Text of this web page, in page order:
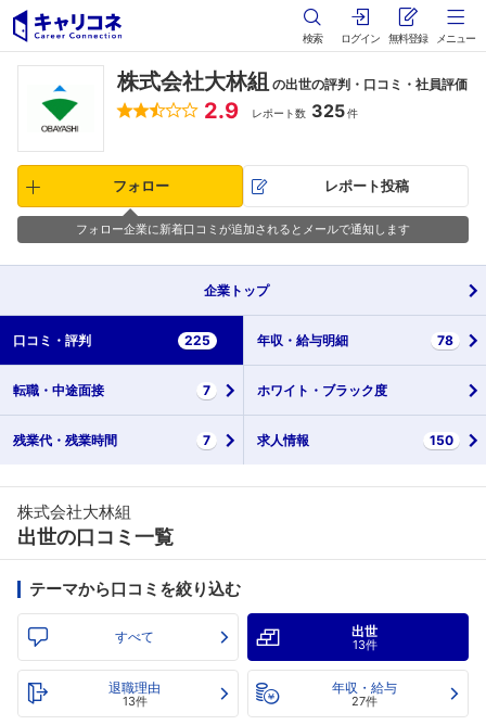
検索 ログイン 無料登録 メニュー
株式会社大林組 の出世の評判・口コミ・社員評価
2.9 レポート数 325件
フォロー レポート投稿
フォロー企業に新着口コミが追加されるとメールで通知します
企業 トップ
口コミ・ 評判 225 年収・ 給与明細 78
転職・ 中途面接 7 ホワイト・ ブラック度
残業代・ 残業時間 7 求人情報 150
株式会社大林組
出世の口コミ一覧
テーマから口コミを絞り込む
すべて 出世
13件
退職理由
13件
年収・給与
27件